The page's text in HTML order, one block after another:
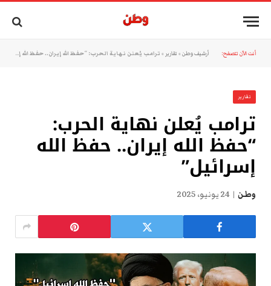
أنت الآن تتصفح: أرشيف وطن » تقارير » ترامب يُعلن نهاية الحرب: “حفظ الله إيران.. حفظ الله إسرائيل”
تقارير
ترامب يُعلن نهاية الحرب:
“حفظ الله إيران.. حفظ الله
إسرائيل”
وطن 24 يونيو، 2025